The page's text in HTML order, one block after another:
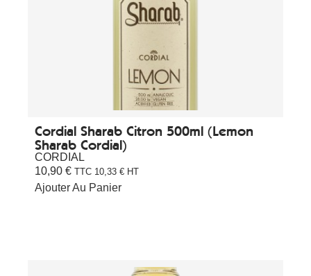
Cordial Sharab Citron 500ml (Lemon
Sharab Cordial)
CORDIAL
10,90 € TTC 10,33 € HT
Ajouter Au Panier